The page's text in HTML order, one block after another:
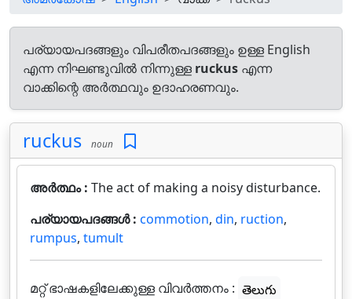
പര്യായപദങ്ങളും വിപരീതപദങ്ങളും ഉള്ള English
എന്ന നിഘണ്ടുവിൽ നിന്നുള്ള ruckus എന്ന
വാക്കിന്റെ അർത്ഥവും ഉദാഹരണവും.
ruckus noun
അർത്ഥം : The act of making a noisy disturbance.
പര്യായപദങ്ങൾ : commotion, din, ruction,
rumpus, tumult
മറ്റ് ഭാഷകളിലേക്കുള്ള വിവർത്തനം : తెలుగు